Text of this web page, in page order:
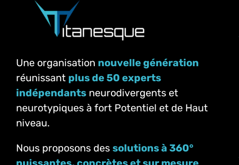
Une organisation nouvelle génération
réunissant plus de 50 experts
indépendantsneurodivergents et
neurotypiques à fort Potentiel et de Haut
niveau.
Nous proposons des solutions à 360°